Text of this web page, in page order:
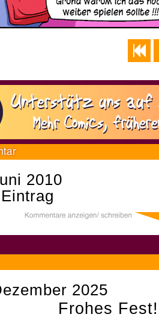
2010
2025
Frohes Fest!